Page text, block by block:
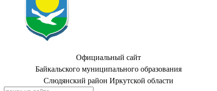
Официальный сайт
Байкальского муниципального образования
Слюдянский район Иркутской области